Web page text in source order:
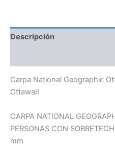
Descripción
Carpa National Geographic
OttawaII
CARPA NATIONAL
PERSONAS CON
mm